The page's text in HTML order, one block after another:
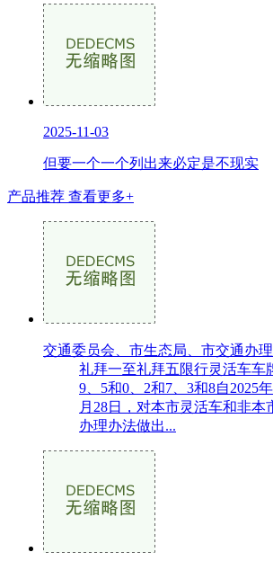
2025-11-03
但要一个一个列出来必定是不现实
产品推荐 查看更多+
交通委员会、市生态局、市交通办
礼拜一至礼拜五限行灵活车车
9、5和0、2和7、3和8自2025
月28日，对本市灵活车和非本
办理办法做出...